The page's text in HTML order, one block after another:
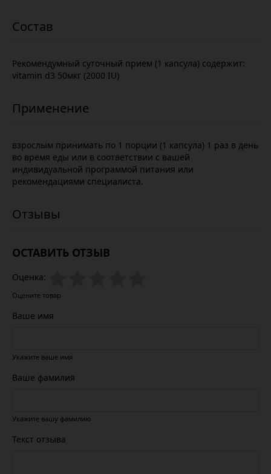
Рекомендумный суточный прием (1 капсула) содержит:
vitamin d3 50мкг (2000 IU)
взрослым принимать по 1 порции (1 капсула) 1 раз в день
во время еды или в соответствии с вашей
индивидуальной программой питания или
рекомендациями специалиста.
ОСТАВИТЬ ОТЗЫВ
Оценка:
Оцените товар
Ваше имя
Укажите ваше имя
Ваше фамилия
Укажите вашу фамилию
Текст отзыва